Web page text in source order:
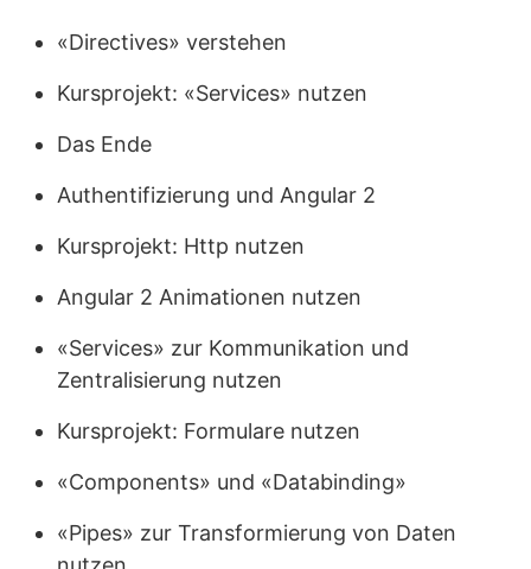
«Directives» verstehen
Kursprojekt: «Services» nutzen
Das Ende
Authentifizierung und Angular 2
Kursprojekt: Http nutzen
Angular 2 Animationen nutzen
«Services» zur Kommunikation und
Zentralisierung nutzen
Kursprojekt: Formulare nutzen
«Components» und «Databinding»
«Pipes» zur Transformierung von Daten